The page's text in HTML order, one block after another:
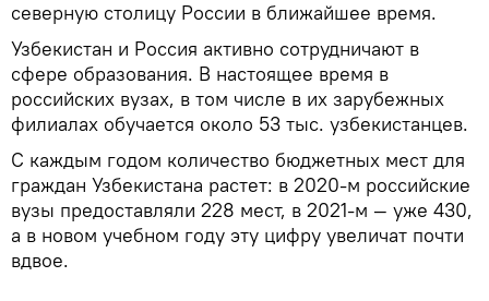
северную столицу России в ближайшее время.
Узбекистан и Россия активно сотрудничают в
сфере образования. В настоящее время в
российских вузах, в том числе в их зарубежных
филиалах обучается около 53 тыс. узбекистанцев.
С каждым годом количество бюджетных мест для
граждан Узбекистана растет: в 2020-м российские
вузы предоставляли 228 мест, в 2021-м — уже 430,
а в новом учебном году эту цифру увеличат почти
вдвое.